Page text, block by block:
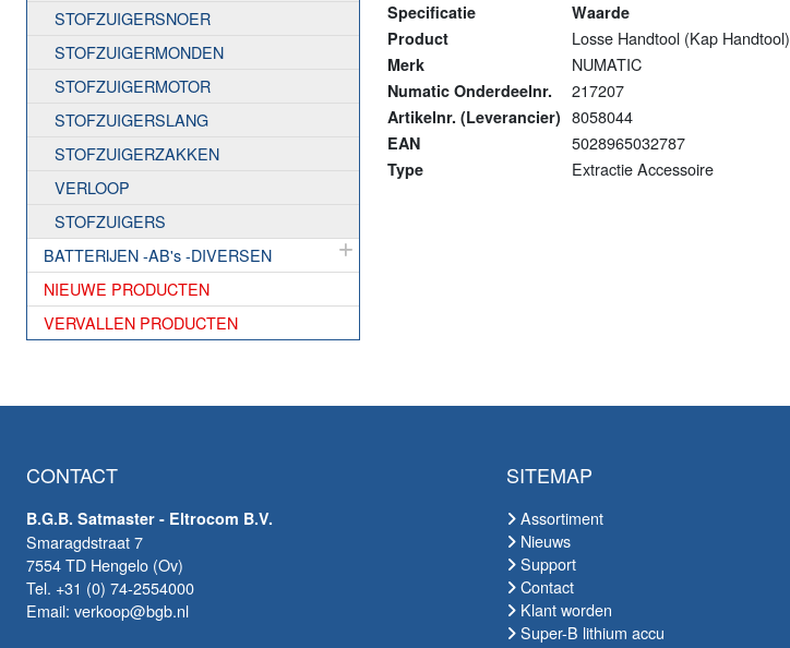
STOFZUIGERSNOER
STOFZUIGERMONDEN
STOFZUIGERMOTOR
STOFZUIGERSLANG
STOFZUIGERZAKKEN
VERLOOP
STOFZUIGERS
BATTERIJEN -AB's -DIVERSEN
NIEUWE PRODUCTEN
VERVALLEN PRODUCTEN
Specificatie
Waarde
Product
Losse Handtool (Kap Handtool)
Merk NUMATIC
Numatic Onderdeelnr. 217207
Artikelnr. (Leverancier) 8058044
EAN 5028965032787
Type Extractie Accessoire
CONTACT
B.G.B. Satmaster - Eltrocom B.V.
Smaragdstraat 7
7554 TD Hengelo (Ov)
Tel. +31 (0) 74-2554000
Email: verkoop@bgb.nl
SITEMAP
Assortiment
Nieuws
Support
Contact
Klant worden
Super-B lithium accu